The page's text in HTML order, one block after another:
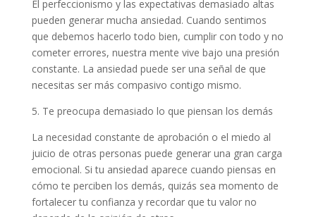
El perfeccionismo y las expectativas demasiado altas
pueden generar mucha ansiedad. Cuando sentimos
que debemos hacerlo todo bien, cumplir con todo y no
cometer errores, nuestra mente vive bajo una presión
constante. La ansiedad puede ser una señal de que
necesitas ser más compasivo contigo mismo.
5. Te preocupa demasiado lo que piensan los demás
La necesidad constante de aprobación o el miedo al
juicio de otras personas puede generar una gran carga
emocional. Si tu ansiedad aparece cuando piensas en
cómo te perciben los demás, quizás sea momento de
fortalecer tu confianza y recordar que tu valor no